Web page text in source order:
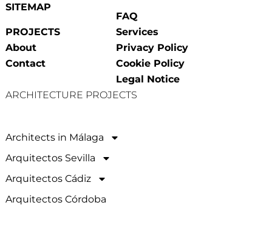
SITEMAP
PROJECTS
About
Contact
FAQ
Services
Privacy Policy
Cookie Policy
Legal Notice
ARCHITECTURE PROJECTS
Architects in Málaga
Arquitectos Sevilla
Arquitectos Cádiz
Arquitectos Córdoba